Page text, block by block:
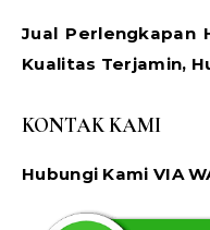
Jual Perlengkapan
Kualitas Terjamin,
KONTAK KAMI
Hubungi Kami VIA